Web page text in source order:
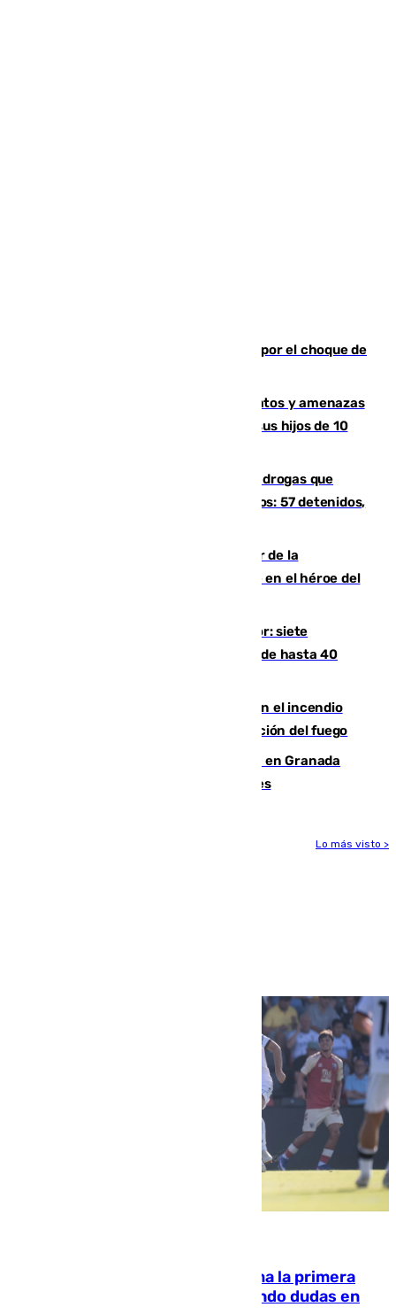
Cortado el Cercanías C-2 de Málaga por el choque de
Detenido en Estepona por malos tratos y amenazas
de muerte a su pareja en presencia de sus hijos de 10
Desarticulada una red de tráfico de drogas que
introducía la mercancía desde Marruecos: 57 detenidos,
Ferrán Torres, nombrado embajador de la
Comunidad Valenciana tras convertirse en el héroe del
Andalucía sigue asfixiada por el calor: siete
provincias, en alerta por temperaturas de hasta 40
Activado el nivel 2 de emergencia en el incendio
forestal de Niebla por la compleja evolución del fuego
Controlado un incendio de rastrojos en Granada
junto a la autovía y al Callejón de Nogales
Lo más visto >
El Málaga cae ante el Ceuta y suma la primera
derrota de la pretemporada dejando dudas en